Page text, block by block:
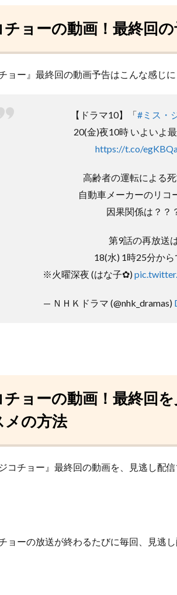
チョーの動画！最終回の
ョー』最終回の動画予告はこんな感じに
【ドラマ10】「#ミス・
20(金)夜10時 いよいよ
https://t.co/
高齢者の運転による
自動車メーカーのリコ
因果関係は？？
第9話の再放送は
18(水) 1時25分から
※火曜深夜 (はな子✿)
— ＮＨＫドラマ (@nhk_dramas)
チョーの動画！最終回
の方法
コチョー』最終回の動画を、見逃し配
ョーの放送が終わるたびに毎回、見逃